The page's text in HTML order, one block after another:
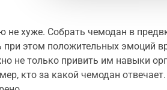
хуже. Собрать чемодан в
этом положительных эмоций
не только привить им навыки
кто за какой чемодан